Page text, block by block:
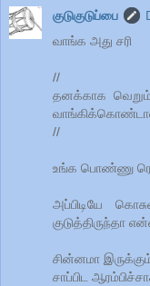
குடுகுடுப்பை
வாங்க அது சரி
//
தனக்காக வெறும்
//
உங்க பொண்ணு
அப்பிடியே
குடுத்திருந்தா
சின்னமா
சாப்பிட